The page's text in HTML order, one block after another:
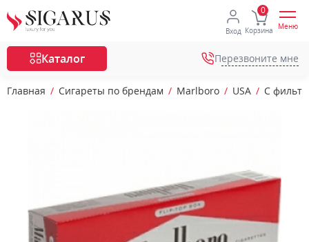
Вход Корзина Меню
Каталог Перезвоните мне
Главная Сигареты по брендам Marlboro USA С